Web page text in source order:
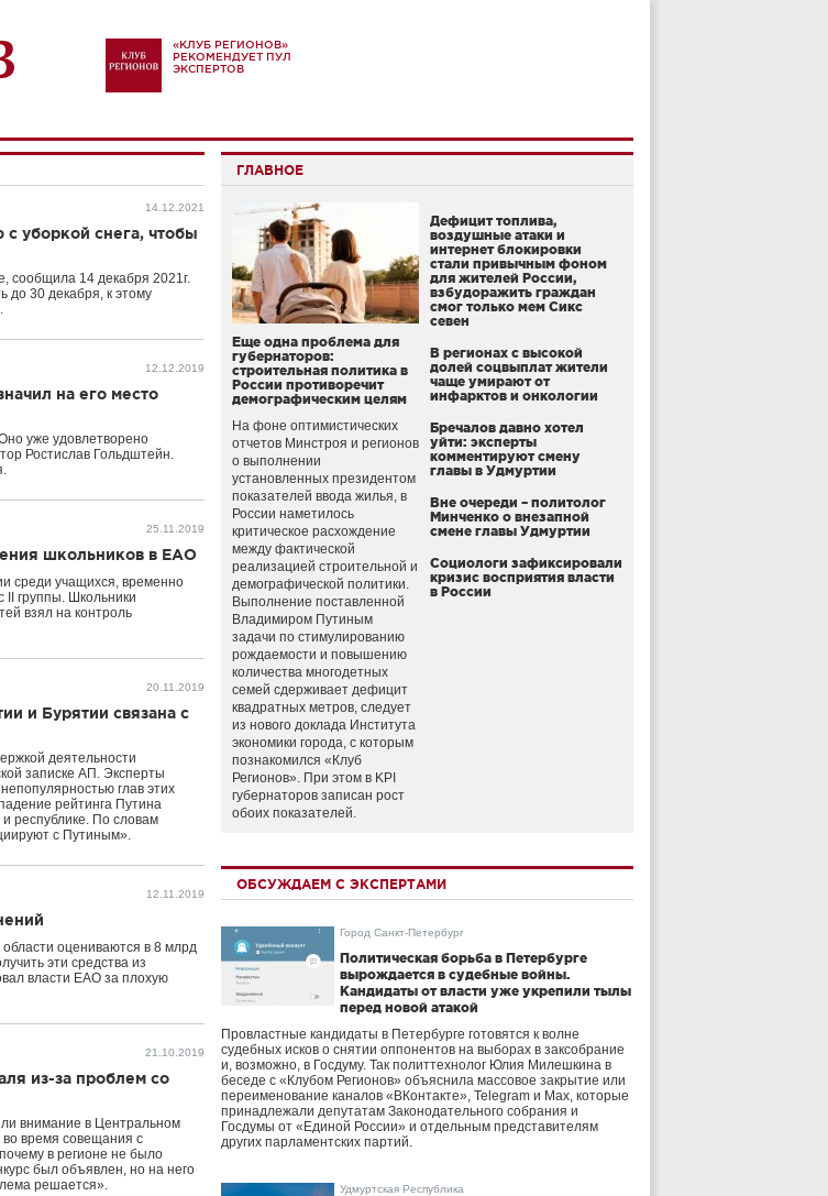
«КЛУБ РЕГИОНОВ»
РЕКОМЕНДУЕТ ПУЛ
ЭКСПЕРТОВ
14.12.2021
с уборкой снега, чтобы
сообщила 14 декабря 2021г.
до 30 декабря, к этому
12.12.2019
на его место
уже удовлетворено
Ростислав Гольдштейн.
25.11.2019
школьников в ЕАО
среди учащихся, временно
II группы. Школьники
взял на контроль
20.11.2019
и Бурятии связана с
деятельности
записке АП. Эксперты
глав этих
рейтинга Путина
республике. По словам
с Путиным».
12.11.2019
оцениваются в 8 млрд
эти средства из
власти ЕАО за плохую
21.10.2019
из-за проблем со
внимание в Центральном
время совещания с
в регионе не было
был объявлен, но на него
решается».
ГЛАВНОЕ
Еще одна проблема для
губернаторов:
строительная политика в
России противоречит
демографическим целям
На фоне оптимистических
отчетов Минстроя и регионов
о выполнении
установленных президентом
показателей ввода жилья, в
России наметилось
критическое расхождение
между фактической
реализацией строительной и
демографической политики.
Выполнение поставленной
Владимиром Путиным
задачи по стимулированию
рождаемости и повышению
количества многодетных
семей сдерживает дефицит
квадратных метров, следует
из нового доклада Института
экономики города, с которым
познакомился «Клуб
Регионов». При этом в KPI
губернаторов записан рост
обоих показателей.
Дефицит топлива,
воздушные атаки и
интернет блокировки
стали привычным фоном
для жителей России,
взбудоражить граждан
смог только мем Сикс
севен
В регионах с высокой
долей соцвыплат жители
чаще умирают от
инфарктов и онкологии
Бречалов давно хотел
уйти: эксперты
комментируют смену
главы в Удмуртии
Вне очереди – политолог
Минченко о внезапной
смене главы Удмуртии
Социологи зафиксировали
кризис восприятия власти
в России
ОБСУЖДАЕМ С ЭКСПЕРТАМИ
Город Санкт-Петербург
Политическая борьба в Петербурге
вырождается в судебные войны.
Кандидаты от власти уже укрепили тылы
перед новой атакой
Провластные кандидаты в Петербурге готовятся к волне
судебных исков о снятии оппонентов на выборах в заксобрание
и, возможно, в Госдуму. Так политтехнолог Юлия Милешкина в
беседе с «Клубом Регионов» объяснила массовое закрытие или
переименование каналов «ВКонтакте», Telegram и Max, которые
принадлежали депутатам Законодательного собрания и
Госдумы от «Единой России» и отдельным представителям
других парламентских партий.
Удмуртская Республика